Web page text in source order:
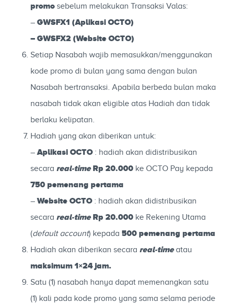
promo sebelum melakukan Transaksi Valas:
– GWSFX1 (Aplikasi OCTO)
– GWSFX2 (Website OCTO)
Setiap Nasabah wajib memasukkan/menggunakan
kode promo di bulan yang sama dengan bulan
Nasabah bertransaksi. Apabila berbeda bulan maka
nasabah tidak akan eligible atas Hadiah dan tidak
berlaku kelipatan.
Hadiah yang akan diberikan untuk:
– Aplikasi OCTO : hadiah akan didistribusikan
secara real-timeRp 20.000 ke OCTO Pay kepada
750 pemenang pertama
– Website OCTO : hadiah akan didistribusikan
secara real-time Rp 20.000 ke Rekening Utama
(default account) kepada 500 pemenang pertama
Hadiah akan diberikan secara real-timeatau
maksimum 1×24 jam.
Satu (1) nasabah hanya dapat memenangkan satu
(1) kali pada kode promo yang sama selama periode